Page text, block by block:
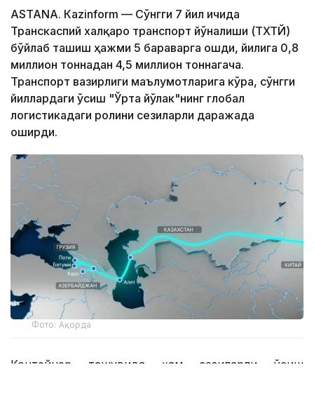
ASTANА. Кazinform — Сўнгги 7 йил ичида
Транскаспий халқаро транспорт йўналиши (ТХТЙ)
бўйлаб ташиш ҳажми 5 бараварга ошди, йилига 0,8
миллион тоннадан 4,5 миллион тоннагача.
Транспорт вазирлиги маълумотларига кўра, сўнгги
йиллардаги ўсиш "Ўрта йўлак"нинг глобал
логистикадаги ролини сезиларли даражада
оширди.
Фото: Ақорда
Контейнер ташувида ҳам сезиларли ўсиш